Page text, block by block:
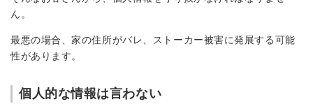
ん。
最悪の場合、家の住所がバレ、ストーカー被害に発展する可能
性があります。
個人的な情報は言わない